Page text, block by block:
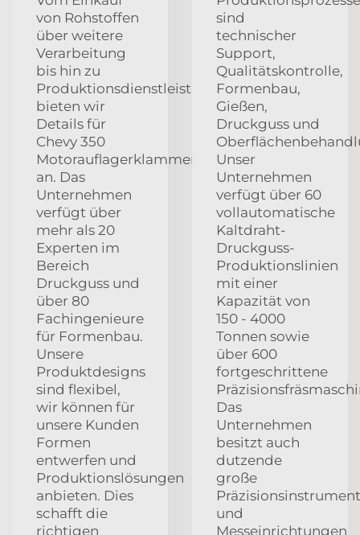
von Rohstoffen
über weitere
Verarbeitung
bis hin zu
Produktionsdienstleistungen
bieten wir
Details für
Chevy 350
Motorauflagerklammern
an. Das
Unternehmen
verfügt über
mehr als 20
Experten im
Bereich
Druckguss und
über 80
Fachingenieure
für Formenbau.
Unsere
Produktdesigns
sind flexibel,
wir können für
unsere Kunden
Formen
entwerfen und
Produktionslösungen
anbieten. Dies
schafft die
richtigen
sind
technischer
Support,
Qualitätskontrolle,
Formenbau,
Gießen,
Druckguss und
Unser
Unternehmen
verfügt über 60
vollautomatische
Kaltdraht-
Druckguss-
Produktionslinien
mit einer
Kapazität von
150 - 4000
Tonnen sowie
über 600
fortgeschrittene
Das
Unternehmen
besitzt auch
dutzende
große
und
Messeinrichtungen